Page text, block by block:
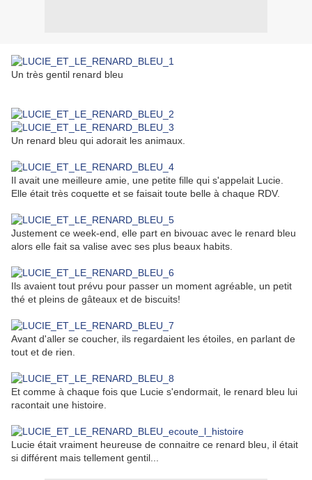
Un très gentil renard bleu
Un renard bleu qui adorait les animaux.
Il avait une meilleure amie, une petite fille qui s'appelait Lucie.
Elle était très coquette et se faisait toute belle à chaque RDV.
Justement ce week-end, elle part en bivouac avec le renard bleu
alors elle fait sa valise avec ses plus beaux habits.
Ils avaient tout prévu pour passer un moment agréable, un petit
thé et pleins de gâteaux et de biscuits!
Avant d'aller se coucher, ils regardaient les étoiles, en parlant de
tout et de rien.
Et comme à chaque fois que Lucie s'endormait, le renard bleu lui
racontait une histoire.
Lucie était vraiment heureuse de connaitre ce renard bleu, il était
si différent mais tellement gentil...